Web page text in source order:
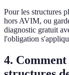
Pour les structures
hors AVIM, ou
diagnostic gratuit
l'obligation
4.